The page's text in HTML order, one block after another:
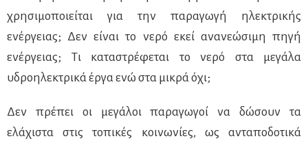
χρησιμοποιείται για την παραγωγή ηλεκτρικής
ενέργειας; Δεν είναι το νερό εκεί ανανεώσιμη πηγή
ενέργειας; Τι καταστρέφεται το νερό στα μεγάλα
υδροηλεκτρικά έργα ενώ στα μικρά όχι;
Δεν πρέπει οι μεγάλοι παραγωγοί να δώσουν τα
ελάχιστα στις τοπικές κοινωνίες, ως ανταποδοτικά